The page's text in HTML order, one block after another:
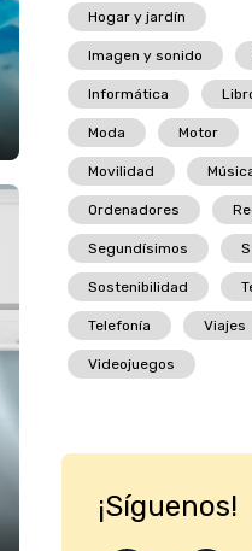
Hogar y jardín
Imagen y sonido
Informática
Moda Motor
Movilidad
Ordenadores
Segundísimos
Sostenibilidad
Telefonía Viajes
Videojuegos
¡Síguenos!